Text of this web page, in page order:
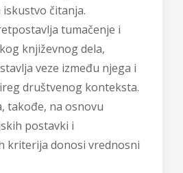
čitanja.
tumačenje i
književnog dela,
veze između njega i
društvenog konteksta.
takođe, na osnovu
postavki i
kriterija donosi vrednosni